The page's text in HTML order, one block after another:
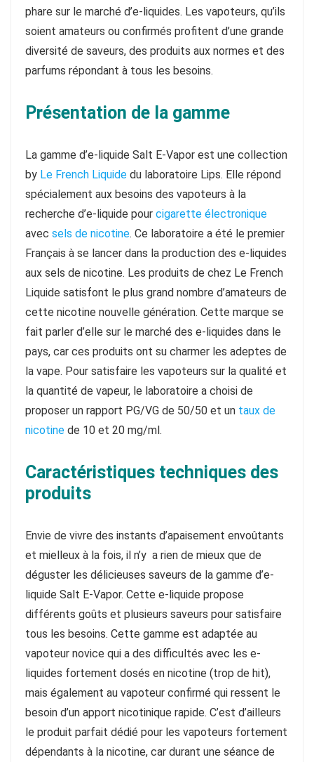
phare sur le marché d’e-liquides. Les vapoteurs, qu’ils
soient amateurs ou confirmés profitent d’une grande
diversité de saveurs, des produits aux normes et des
parfums répondant à tous les besoins.
Présentation de la gamme
La gamme d’e-liquide Salt E-Vapor est une collection
by Le French Liquide du laboratoire Lips. Elle répond
spécialement aux besoins des vapoteurs à la
recherche d’e-liquide pour cigarette électronique
avec sels de nicotine. Ce laboratoire a été le premier
Français à se lancer dans la production des e-liquides
aux sels de nicotine. Les produits de chez Le French
Liquide satisfont le plus grand nombre d’amateurs de
cette nicotine nouvelle génération. Cette marque se
fait parler d’elle sur le marché des e-liquides dans le
pays, car ces produits ont su charmer les adeptes de
la vape. Pour satisfaire les vapoteurs sur la qualité et
la quantité de vapeur, le laboratoire a choisi de
proposer un rapport PG/VG de 50/50 et un taux de
nicotine de 10 et 20 mg/ml.
Caractéristiques techniques des
produits
Envie de vivre des instants d’apaisement envoûtants
et mielleux à la fois, il n’y a rien de mieux que de
déguster les délicieuses saveurs de la gamme d’e-
liquide Salt E-Vapor. Cette e-liquide propose
différents goûts et plusieurs saveurs pour satisfaire
tous les besoins. Cette gamme est adaptée au
vapoteur novice qui a des difficultés avec les e-
liquides fortement dosés en nicotine (trop de hit),
mais également au vapoteur confirmé qui ressent le
besoin d’un apport nicotinique rapide. C’est d’ailleurs
le produit parfait dédié pour les vapoteurs fortement
dépendants à la nicotine, car durant une séance de